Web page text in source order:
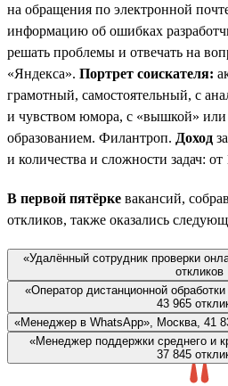
на обращения по электронной
информацию об ошибках
решать проблемы и отвечать на
«Яндекса». Портрет соискателя:
грамотный, самостоятельный, с
и чувством юмора, с «вышкой»
образованием. Филантроп. Доход
и количества и сложности задач:
В первой пятёрке вакансий,
откликов, также оказались
«Удалённый сотрудник проверки
откликов
«Оператор дистанционной
43 965
«Менеджер в WhatsApp», Москва, 41
«Менеджер поддержки среднего и
37 845